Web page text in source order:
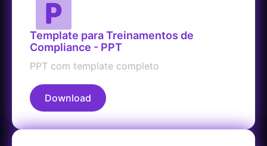
Template para Treinamentos de
Compliance - PPT
PPT com template completo
Download